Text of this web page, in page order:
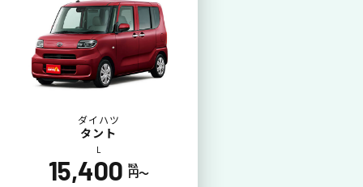
いままで難しかったカーリースの利用料金を
一括（一回）払いで可能。
ダイハツ
タント
L
15,400 税込
円〜